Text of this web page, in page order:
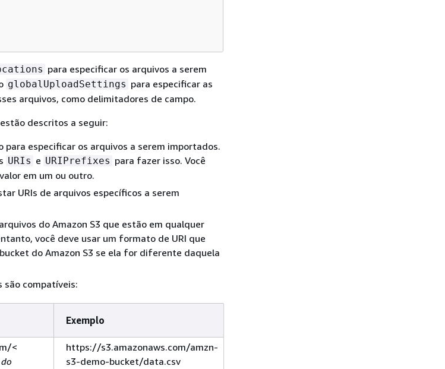
para especificar os arquivos a serem
globalUploadSettings para especificar as
arquivos, como delimitadores de campo.
descritos a seguir:
para especificar os arquivos a serem importados.
URIs e URIPrefixes para fazer isso. Você
em um ou outro.
URIs de arquivos específicos a serem
do Amazon S3 que estão em qualquer
você deve usar um formato de URI que
do Amazon S3 se ela for diferente daquela
são compatíveis:
Exemplo
<
do
https://s3.amazonaws.com/amzn-
s3-demo-bucket/data.csv